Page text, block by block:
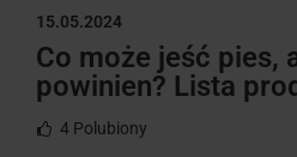
15.05.2024
Co może jeść pies,
powinien? Lista
4 Polubiony